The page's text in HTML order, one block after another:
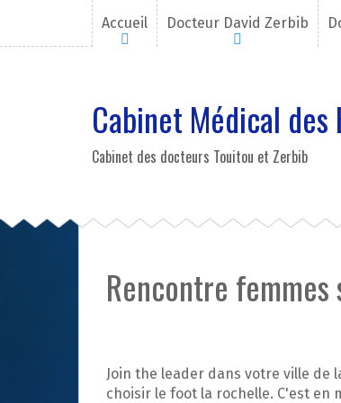
l
e
Accueil Docteur David Zerbib
Cabinet Médical des
Cabinet des docteurs Touitou et Zerbib
Rencontre
Join the leader dans votre ville de
choisir le foot la rochelle. C'est en